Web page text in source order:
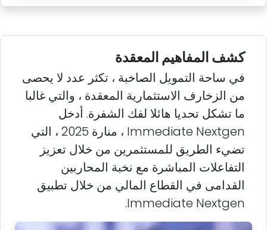
كشف المفاهيم المعقدة
في ساحة التمويل الصاخبة ، تكثر عدد لا يحصى
من الزخارف الاستثمارية المعقدة ، والتي غالبا
ما تشكل تحديا هائلا لفك الشفرة. أدخل
Immediate Nextgen ، منارة 2025 ، التي
تضيء الطريق للمستثمرين من خلال تعزيز
التفاعلات المباشرة مع نخبة المحاربين
القدامى في القطاع المالي من خلال تطبيق
Immediate Nextgen.